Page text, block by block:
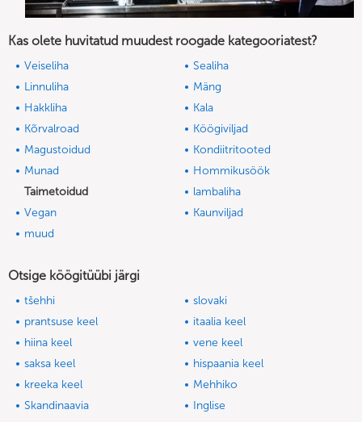
Kas olete huvitatud muudest roogade kategooriatest?
Veiseliha
Sealiha
Linnuliha
Mäng
Hakkliha
Kala
Kõrvalroad
Köögiviljad
Magustoidud
Kondiitritooted
Munad
Hommikusöök
Taimetoidud
lambaliha
Vegan
Kaunviljad
muud
Otsige köögitüübi järgi
tšehhi
slovaki
prantsuse keel
itaalia keel
hiina keel
vene keel
saksa keel
hispaania keel
kreeka keel
Mehhiko
Skandinaavia
Inglise